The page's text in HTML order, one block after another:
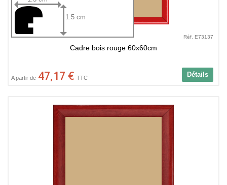
1.5 cm
Réf. E73137
Cadre bois rouge 60x60cm
Détails
A partir de 47,17 € TTC